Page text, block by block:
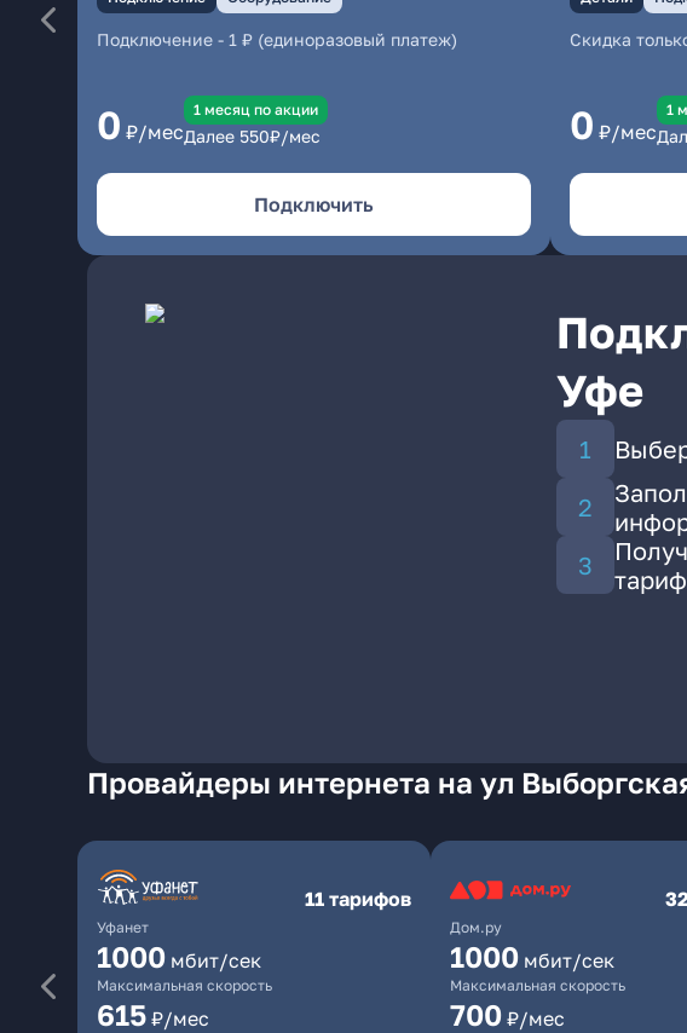
Подключение - 1 ₽ (единоразовый платеж)
0 ₽/мес
1 месяц по акции
Далее 550₽/мес
Подключить
Скидка
0 ₽/мес
1
Уфе
Провайдеры интернета на ул
Уфанет
11 тарифов
1000 мбит/сек
Максимальная скорость
615 ₽/мес
Дом.ру
1000 мбит/сек
Максимальная скорость
700 ₽/мес